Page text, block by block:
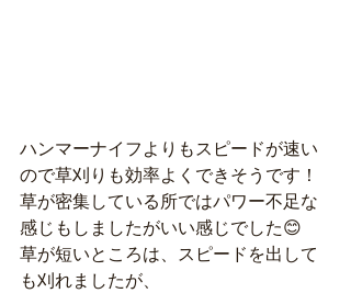
ハンマーナイフよりもスピードが速い
ので草刈りも効率よくできそうです！
草が密集している所ではパワー不足な
感じもしましたがいい感じでした😊
草が短いところは、スピードを出して
も刈れましたが、